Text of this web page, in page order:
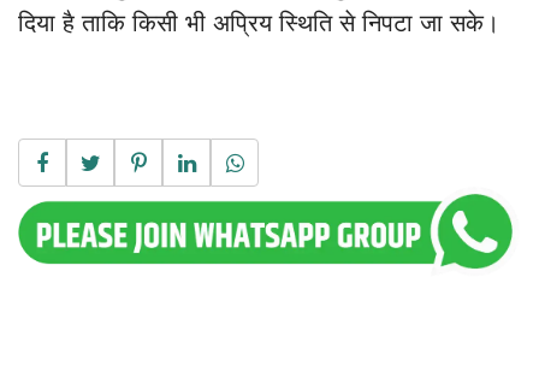
दिया है ताकि किसी भी अप्रिय स्थिति से निपटा जा सके।